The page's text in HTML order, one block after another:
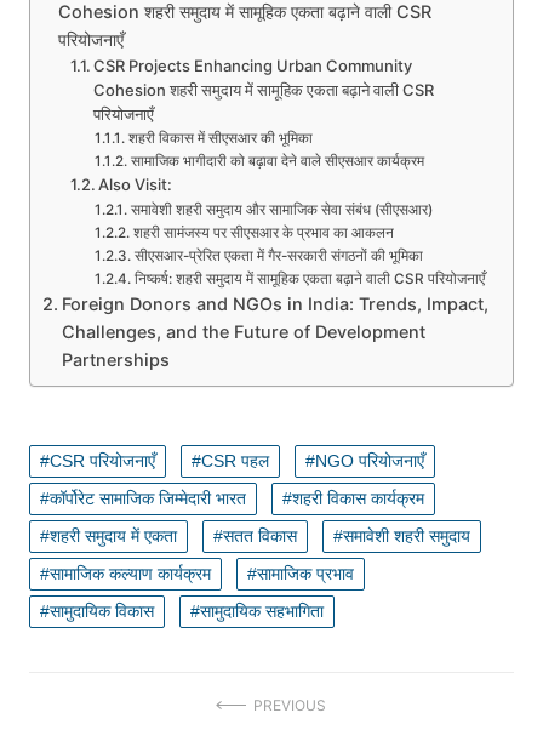
Cohesion शहरी समुदाय में सामूहिक एकता बढ़ाने वाली CSR
परियोजनाएँ
CSR Projects Enhancing Urban Community
Cohesion शहरी समुदाय में सामूहिक एकता बढ़ाने वाली CSR
परियोजनाएँ
शहरी विकास में सीएसआर की भूमिका
सामाजिक भागीदारी को बढ़ावा देने वाले सीएसआर कार्यक्रम
Also Visit:
समावेशी शहरी समुदाय और सामाजिक सेवा संबंध (सीएसआर)
शहरी सामंजस्य पर सीएसआर के प्रभाव का आकलन
सीएसआर-प्रेरित एकता में गैर-सरकारी संगठनों की भूमिका
निष्कर्ष: शहरी समुदाय में सामूहिक एकता बढ़ाने वाली CSR परियोजनाएँ
Foreign Donors and NGOs in India: Trends, Impact,
Challenges, and the Future of Development
Partnerships
CSR परियोजनाएँ CSR पहल
NGO परियोजनाएँ
कॉर्पोरेट सामाजिक जिम्मेदारी भारत
शहरी विकास कार्यक्रम
शहरी समुदाय में एकता
सतत विकास
समावेशी शहरी समुदाय
सामाजिक कल्याण कार्यक्रम
सामाजिक प्रभाव
सामुदायिक विकास
सामुदायिक सहभागिता
PREVIOUS